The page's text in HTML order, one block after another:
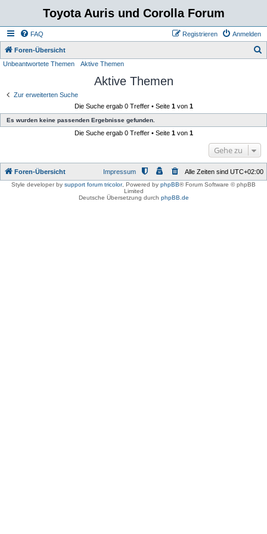
Toyota Auris und Corolla Forum
FAQ Anmelden
Registrieren
Foren-Übersicht
Unbeantwortete Themen Aktive Themen
Aktive Themen
Zur erweiterten Suche
Die Suche ergab 0 Treffer • Seite 1von 1
Es wurden keine passenden Ergebnisse gefunden.
Die Suche ergab 0 Treffer • Seite 1von 1
Gehe zu
Foren-Übersicht Alle Zeiten sind UTC+02:00
Impressum
Style developer by support forum tricolor, Powered by phpBB® Forum Software © phpBB
Limited
Deutsche Übersetzung durch phpBB.de